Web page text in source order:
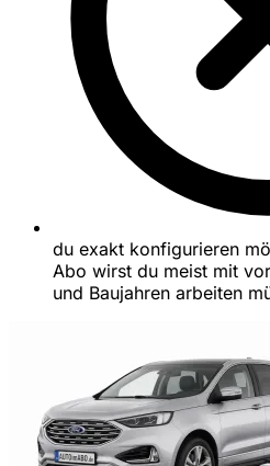
du exakt konfigurieren
Abo wirst du meist mit
und Baujahren arbeiten